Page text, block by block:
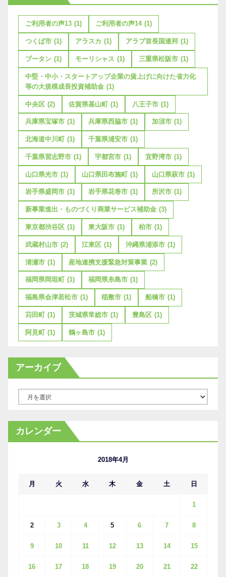
ご利用者の声13 (1) ご利用者の声14 (1)
つくば市 (1) アラスカ (1) アラブ首長国連邦 (1)
ブータン (1) モーリシャス (1) 三重県松阪市 (1)
中堅・中小・スタートアップ企業の賃上げに向けた省力化
等の大規模成長投資補助金 (1)
中央区 (2) 佐賀県基山町 (1) 八王子市 (1)
兵庫県宝塚市 (1) 兵庫県西脇市 (1) 加須市 (1)
北海道中川町 (1) 千葉県浦安市 (1)
千葉県習志野市 (1) 宇都宮市 (1) 宜野湾市 (1)
山口県光市 (1) 山口県田布施町 (1) 山口県萩市 (1)
岩手県盛岡市 (1) 岩手県花巻市 (1) 所沢市 (1)
新事業進出・ものづくり商業サービス補助金 (3)
東京都渋谷区 (1) 東大阪市 (1) 柏市 (1)
武蔵村山市 (2) 江東区 (1) 沖縄県浦添市 (1)
清瀬市 (1) 産地連携支援緊急対策事業 (2)
福岡県岡垣町 (1) 福岡県糸島市 (1)
福島県会津若松市 (1) 稲敷市 (1) 船橋市 (1)
苅田町 (1) 茨城県常総市 (1) 豊島区 (1)
阿見町 (1) 鶴ヶ島市 (1)
アーカイブ
カ
イ
カレンダー
2018年4月
月 火 水 木 金 土 日
1
2 3 4 5 6 7 8
9 10 11 12 13 14 15
16 17 18 19 20 21 22